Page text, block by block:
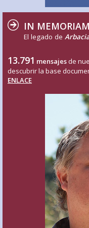
IN MEMORIAM
El legado de
13.791 mensajes de
descubrir la base
ENLACE